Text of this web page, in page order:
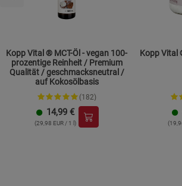
Kopp Vital ® MCT-Öl - vegan 100-
prozentige Reinheit / Premium
Qualität / geschmacksneutral /
auf Kokosölbasis
(182)
14,99 €
(29,98 EUR / 1 l)